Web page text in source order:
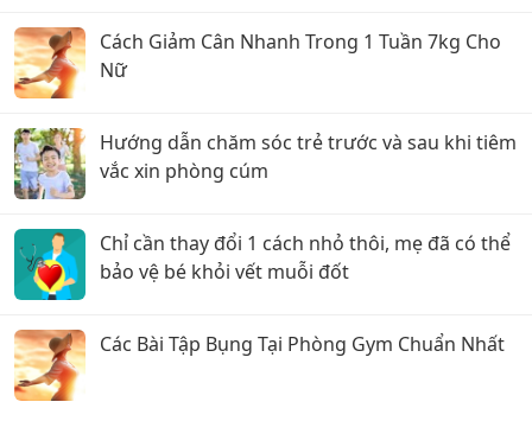
Cách Giảm Cân Nhanh Trong 1 Tuần 7kg Cho
Nữ
Hướng dẫn chăm sóc trẻ trước và sau khi tiêm
vắc xin phòng cúm
Chỉ cần thay đổi 1 cách nhỏ thôi, mẹ đã có thể
bảo vệ bé khỏi vết muỗi đốt
Các Bài Tập Bụng Tại Phòng Gym Chuẩn Nhất